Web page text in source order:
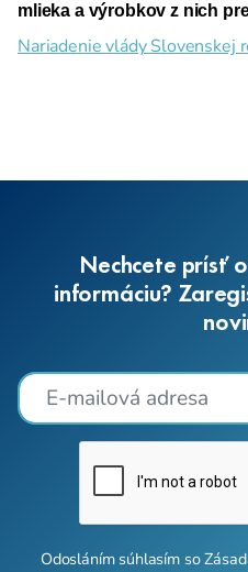
mlieka a výrobkov z nich
Nariadenie vlády Slovenskej
Nechcete prísť
informáciu?
Odosláním súhlasím so